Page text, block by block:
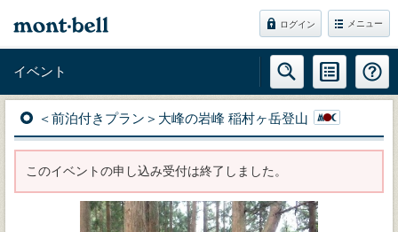
ログイン メニュー
イベント
＜前泊付きプラン＞大峰の岩峰 稲村ヶ岳登山
このイベントの申し込み受付は終了しました。